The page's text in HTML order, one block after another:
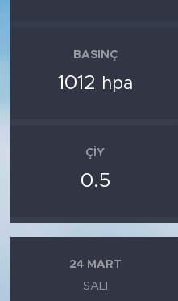
BASINÇ
1012 hpa
ÇIY
0.5
24 MART
SALI